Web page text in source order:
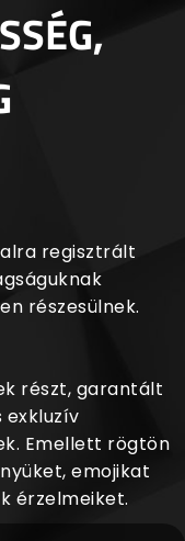
regisztrált
részesülnek.
részt, garantált
exkluzív
Emellett rögtön
emojikat
érzelmeiket.